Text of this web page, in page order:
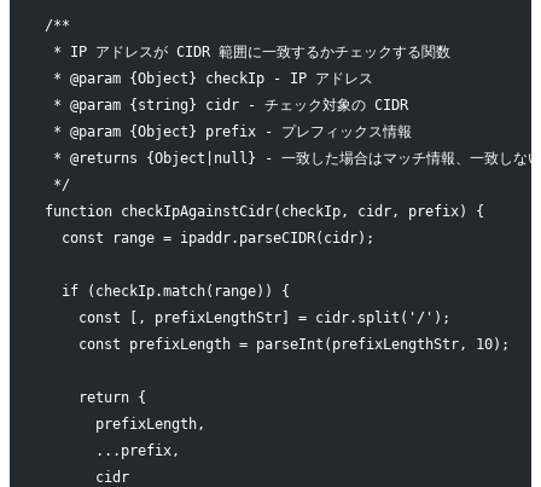
/**
* IP アドレスが CIDR 範囲に一致するかチェックする関数
* @param {Object} checkIp - IP アドレス
* @param {string} cidr - チェック対象の CIDR
* @param {Object} prefix - プレフィックス情報
* @returns {Object|null} - 一致した場合はマッチ情報、一致しな
*/
function checkIpAgainstCidr(checkIp, cidr, prefix) {
  const range = ipaddr.parseCIDR(cidr);
  if (checkIp.match(range)) {
    const [, prefixLengthStr] = cidr.split('/');
    const prefixLength = parseInt(prefixLengthStr, 10);
    return {
      prefixLength,
      ...prefix,
      cidr